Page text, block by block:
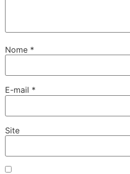
Nome *
E-mail *
Site